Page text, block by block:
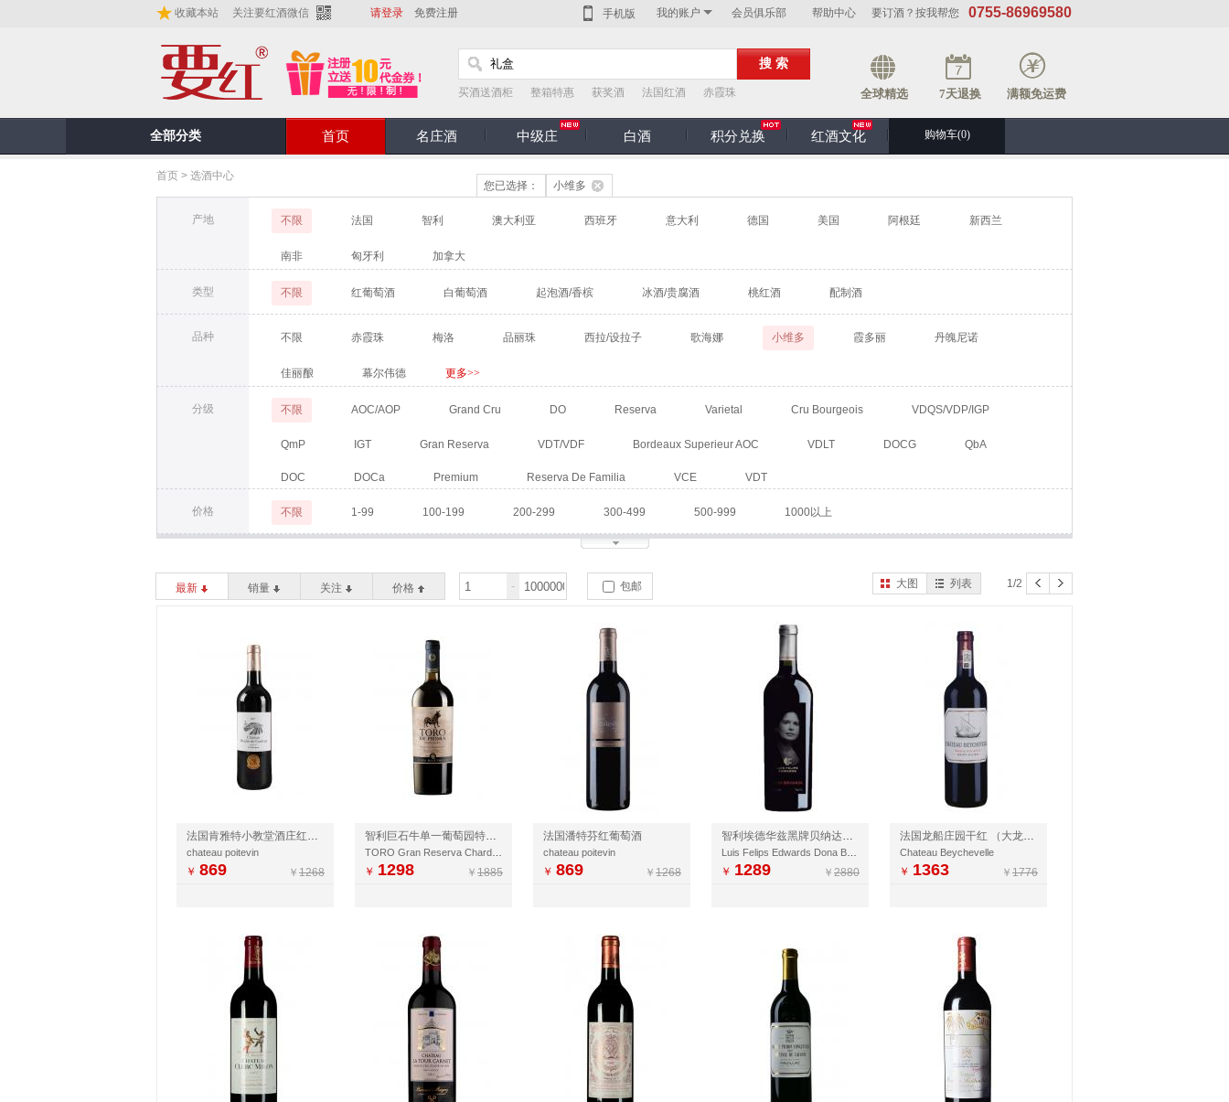
收藏本站 关注要红酒微信 请登录 免费注册 手机版 我的账户 会员俱乐部 帮助中心 要订酒？按我帮您 0755-86969580
买酒送酒柜 整箱特惠 获奖酒 法国红酒 赤霞珠 全球精选 7天退换 满额免运费
全部分类 首页 名庄酒 中级庄 白酒 积分兑换 红酒文化 购物车(0)
首页 > 选酒中心
您已选择： 小维多
产地 不限 法国 智利 澳大利亚 西班牙 意大利 德国 美国 阿根廷 新西兰
南非 匈牙利 加拿大
类型 不限 红葡萄酒 白葡萄酒 起泡酒/香槟 冰酒/贵腐酒 桃红酒 配制酒
品种 不限 赤霞珠 梅洛 品丽珠 西拉/设拉子 歌海娜 小维多 霞多丽 丹魄尼诺
佳丽酿 幕尔伟德 更多>>
分级 不限 AOC/AOP Grand Cru DO Reserva Varietal Cru Bourgeois VDQS/VDP/IGP
QmP IGT Gran Reserva VDT/VDF Bordeaux Superieur AOC VDLT DOCG QbA
DOC DOCa Premium Reserva De Familia VCE VDT
价格 不限 1-99 100-199 200-299 300-499 500-999 1000以上
最新 销量 关注 价格 - 包邮 大图 列表 1/2
法国肯雅特小教堂酒庄红葡萄酒
chateau poitevin
￥ 869 ￥ 1268
智利巨石牛单一葡萄园特级珍藏干红葡萄酒
￥ 1298 ￥ 1885
法国潘特芬红葡萄酒
chateau poitevin
￥ 869 ￥ 1268
智利埃德华兹黑牌贝纳达夫人旗舰干红
￥ 1289 ￥ 2880
法国龙船庄园干红 （大龙船） 2014
Chateau Beychevelle
￥ 1363 ￥ 1776